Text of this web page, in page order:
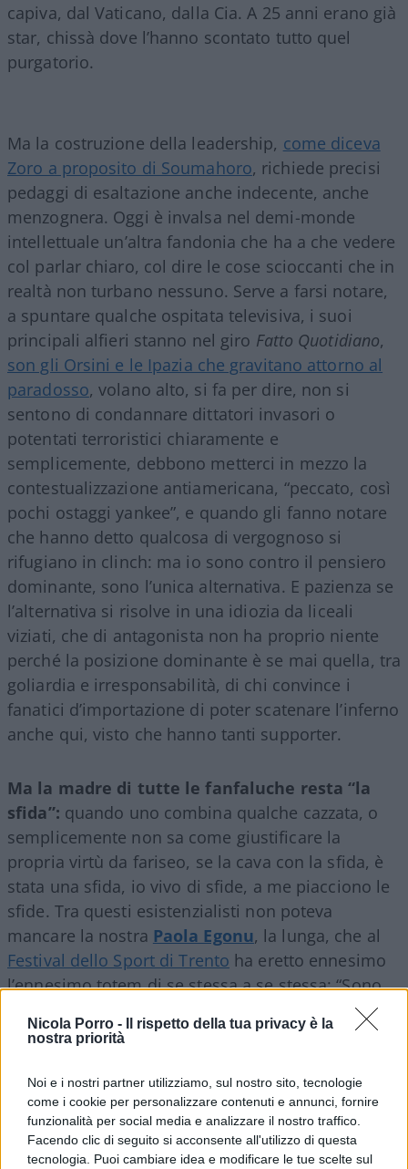
Nicola Porro -
Il rispetto della tua privacy è la
nostra priorità
Noi e i nostri partner utilizziamo, sul nostro sito, tecnologie
come i cookie per personalizzare contenuti e annunci, fornire
funzionalità per social media e analizzare il nostro traffico.
Facendo clic di seguito si acconsente all'utilizzo di questa
tecnologia. Puoi cambiare idea e modificare le tue scelte sul
capiva, dal Vaticano, dalla Cia. A 25 anni erano già
star, chissà dove l’hanno scontato tutto quel
purgatorio.
Ma la costruzione della leadership, come diceva
Zoro a proposito di Soumahoro, richiede precisi
pedaggi di esaltazione anche indecente, anche
menzognera. Oggi è invalsa nel demi-monde
intellettuale un’altra fandonia che ha a che vedere
col parlar chiaro, col dire le cose scioccanti che in
realtà non turbano nessuno. Serve a farsi notare,
a spuntare qualche ospitata televisiva, i suoi
principali alfieri stanno nel giro Fatto Quotidiano,
son gli Orsini e le Ipazia che gravitano attorno al
paradosso, volano alto, si fa per dire, non si
sentono di condannare dittatori invasori o
potentati terroristici chiaramente e
semplicemente, debbono metterci in mezzo la
contestualizzazione antiamericana, “peccato, così
pochi ostaggi yankee”, e quando gli fanno notare
che hanno detto qualcosa di vergognoso si
rifugiano in clinch: ma io sono contro il pensiero
dominante, sono l’unica alternativa. E pazienza se
l’alternativa si risolve in una idiozia da liceali
viziati, che di antagonista non ha proprio niente
perché la posizione dominante è se mai quella, tra
goliardia e irresponsabilità, di chi convince i
fanatici d’importazione di poter scatenare l’inferno
anche qui, visto che hanno tanti supporter.
Ma la madre di tutte le fanfaluche resta “la
sfida”: quando uno combina qualche cazzata, o
semplicemente non sa come giustificare la
propria virtù da fariseo, se la cava con la sfida, è
stata una sfida, io vivo di sfide, a me piacciono le
sfide. Tra questi esistenzialisti non poteva
mancare la nostra Paola Egonu, la lunga, che al
Festival dello Sport di Trento ha eretto ennesimo
l’ennesimo totem di se stessa a se stessa: “Sono
andata in Turchia per togliermi una soddisfazione,
mi piacciono le sfide, volevo complicarmi la vita”.
schiacciata: nessuna sfida, tu,da profetessa dei
vittimismo razzista, sei finita in un Paese
omofobo e discretamente razzista che però ti
copriva di una carrettata di bigliettoni. E non ti sei